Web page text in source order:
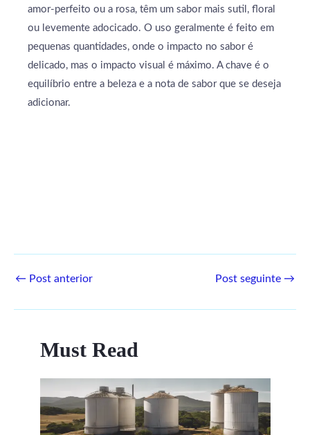
amor-perfeito ou a rosa, têm um sabor mais sutil, floral
ou levemente adocicado. O uso geralmente é feito em
pequenas quantidades, onde o impacto no sabor é
delicado, mas o impacto visual é máximo. A chave é o
equilíbrio entre a beleza e a nota de sabor que se deseja
adicionar.
← Post anterior Post seguinte →
Must Read